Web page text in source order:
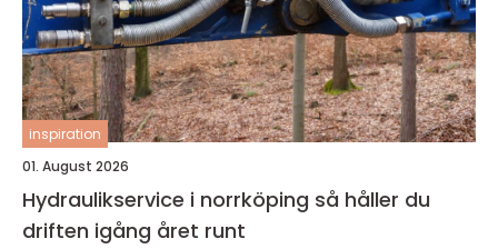
inspiration
01. August 2026
Hydraulikservice i norrköping så håller du
driften igång året runt